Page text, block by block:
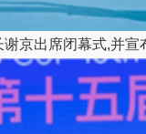
京出席闭幕式,并宣